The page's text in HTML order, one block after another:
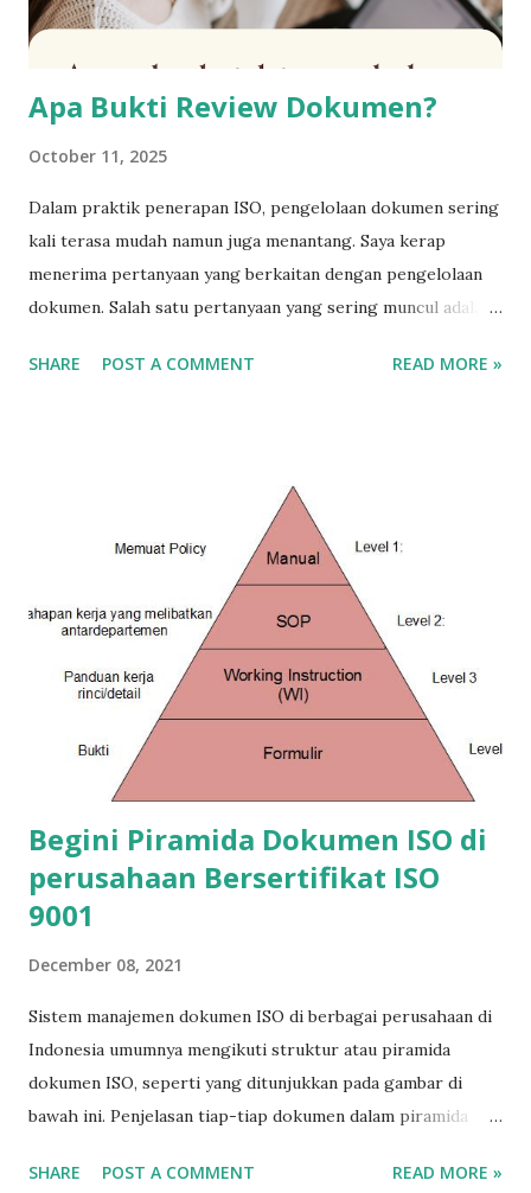
Daftar alat ukur dan bukti kalibrasi. Bukti sosialisasi Sistem
Manajemen Mutu kepada seluruh personel. Daftar induk
dokumen dan re...
Apa Bukti Review Dokumen?
October 11, 2025
Dalam praktik penerapan ISO, pengelolaan dokumen sering
kali terasa mudah namun juga menantang. Saya kerap
menerima pertanyaan yang berkaitan dengan pengelolaan
dokumen. Salah satu pertanyaan yang sering muncul adalah:
dokumen ISO, misalnya SOP? Seperti kita ketahui,
aktivitas kerja sehari-hari. Sebagai contoh, kita ambil SOP
Pembelian. SOP ini menjelaskan urutan proses pembelian,
mulai dari permintaan barang hingga barang datang dan
diterima oleh pihak yang mengajukan permintaan. SOP
Pembelian memberikan panduan tentang cara mengelola
pembelian barang dan jasa dengan benar. Seiring
berjalannya waktu, sangat mungkin terjadi perubahan dalam
proses pembelian. Perubahan tersebut dapat disebabkan
oleh berbagai faktor. Oleh karena itu, SOP Pembelian perlu
diperbarui agar isinya tetap s...
SHARE POST A COMMENT READ MORE »
Begini Piramida Dokumen ISO di
perusahaan Bersertifikat ISO
9001
December 08, 2021
Sistem manajemen dokumen ISO di berbagai perusahaan di
Indonesia umumnya mengikuti struktur atau piramida
dokumen ISO, seperti yang ditunjukkan pada gambar di
bawah ini. Penjelasan tiap-tiap dokumen dalam piramida
kebijakan-kebijakan perusahaan, struktur organisasi, bisnis
SHARE POST A COMMENT READ MORE »